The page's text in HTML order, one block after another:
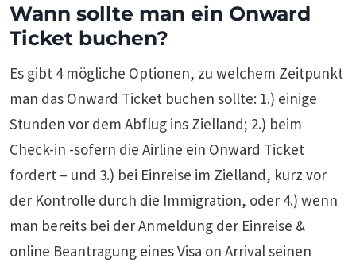
Wann sollte man ein Onward
Ticket buchen?
Es gibt 4 mögliche Optionen, zu welchem Zeitpunkt
man das Onward Ticket buchen sollte: 1.) einige
Stunden vor dem Abflug ins Zielland; 2.) beim
Check-in -sofern die Airline ein Onward Ticket
fordert – und 3.) bei Einreise im Zielland, kurz vor
der Kontrolle durch die Immigration, oder 4.) wenn
man bereits bei der Anmeldung der Einreise &
online Beantragung eines Visa on Arrival seinen